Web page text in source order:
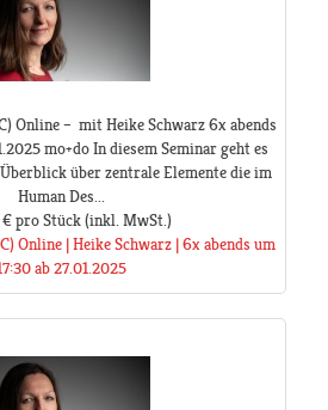
Online – mit Heike Schwarz 6x abends
mo+do In diesem Seminar geht es
über zentrale Elemente die im
Human Des...
pro Stück(inkl. MwSt.)
Online | Heike Schwarz | 6x abends um
ab 27.01.2025